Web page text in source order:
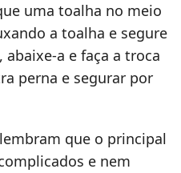
uma toalha no meio
a toalha e segure
a e faça a troca
perna e segurar por
que o principal
e nem